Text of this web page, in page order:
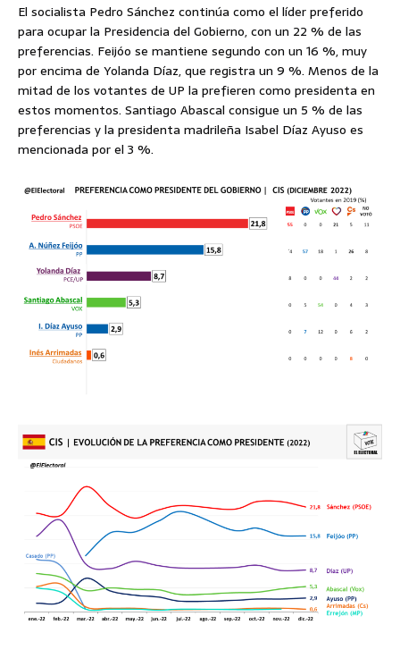
El socialista Pedro Sánchez continúa como el líder preferido
para ocupar la Presidencia del Gobierno, con un 22 % de las
preferencias. Feijóo se mantiene segundo con un 16 %, muy
por encima de Yolanda Díaz, que registra un 9 %. Menos de la
mitad de los votantes de UP la prefieren como presidenta en
estos momentos. Santiago Abascal consigue un 5 % de las
preferencias y la presidenta madrileña Isabel Díaz Ayuso es
mencionada por el 3 %.